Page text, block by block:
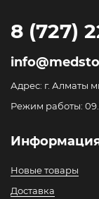
8 (727)
Адрес: г. Алматы
Режим работы:
Новые товары
Доставка